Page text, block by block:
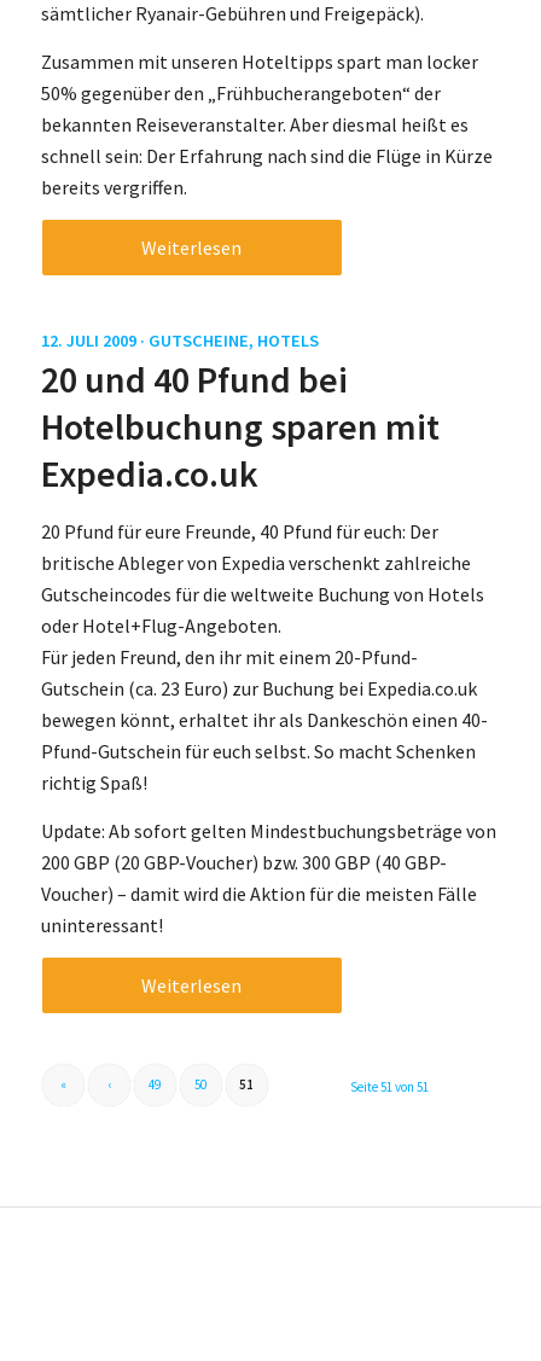
sämtlicher Ryanair-Gebühren und Freigepäck).
Zusammen mit unseren Hoteltipps spart man locker
50% gegenüber den „Frühbucherangeboten“ der
bekannten Reiseveranstalter. Aber diesmal heißt es
schnell sein: Der Erfahrung nach sind die Flüge in Kürze
bereits vergriffen.
Weiterlesen
12. JULI 2009 · GUTSCHEINE, HOTELS
20 und 40 Pfund bei
Hotelbuchung sparen mit
Expedia.co.uk
20 Pfund für eure Freunde, 40 Pfund für euch: Der
britische Ableger von Expedia verschenkt zahlreiche
Gutscheincodes für die weltweite Buchung von Hotels
oder Hotel+Flug-Angeboten.
Für jeden Freund, den ihr mit einem 20-Pfund-
Gutschein (ca. 23 Euro) zur Buchung bei Expedia.co.uk
bewegen könnt, erhaltet ihr als Dankeschön einen 40-
Pfund-Gutschein für euch selbst. So macht Schenken
richtig Spaß!
Update: Ab sofort gelten Mindestbuchungsbeträge von
200 GBP (20 GBP-Voucher) bzw. 300 GBP (40 GBP-
Voucher) – damit wird die Aktion für die meisten Fälle
uninteressant!
Weiterlesen
Seite 51 von 51
« ‹ 49 50 51